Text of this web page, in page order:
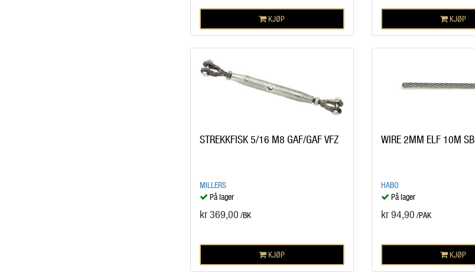
KJØP KJØP
STREKKFISK 5/16 M8 GAF/GAF VFZ
MILLERS
På lager
kr 369,00 /BK
KJØP
WIRE 2MM ELF 10M SB
HABO
På lager
kr 94,90 /PAK
KJØP